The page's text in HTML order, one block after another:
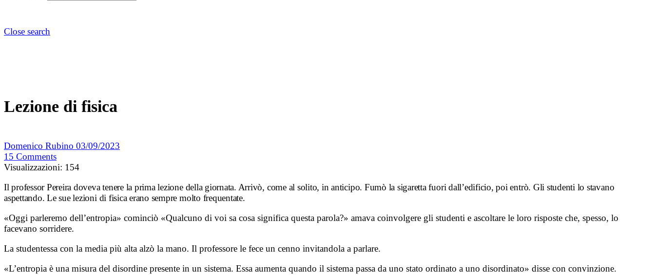
Close search
Lezione di fisica
Domenico Rubino 03/09/2023
15 Comments
Visualizzazioni: 154
Il professor Pereira doveva tenere la prima lezione della giornata. Arrivò, come al solito, in anticipo. Fumò la sigaretta fuori dall’edificio, poi entrò. Gli studenti lo stavano
aspettando. Le sue lezioni di fisica erano sempre molto frequentate.
«Oggi parleremo dell’entropia» cominciò «Qualcuno di voi sa cosa significa questa parola?» amava coinvolgere gli studenti e ascoltare le loro risposte che, spesso, lo
facevano sorridere.
La studentessa con la media più alta alzò la mano. Il professore le fece un cenno invitandola a parlare.
«L’entropia è una misura del disordine presente in un sistema. Essa aumenta quando il sistema passa da uno stato ordinato a uno disordinato» disse con convinzione.